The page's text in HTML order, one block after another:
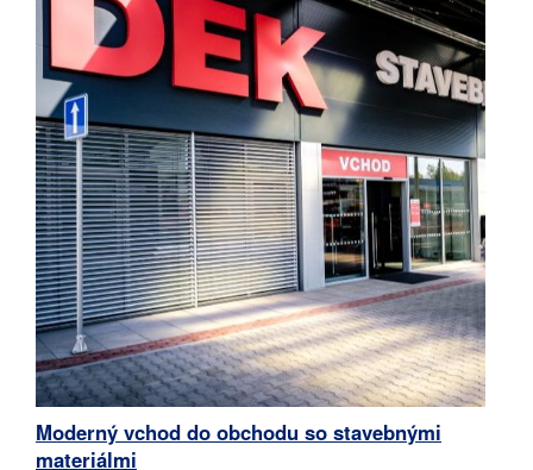
Moderný vchod do obchodu so stavebnými
materiálmi